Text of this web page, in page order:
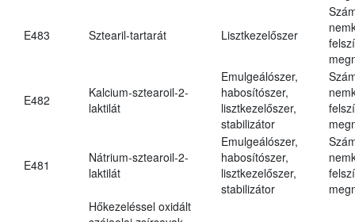
E483 Sztearil-tartarát Lisztkezelőszer
E482
Kalcium-sztearoil-2-
laktilát
Emulgeálószer,
habosítószer,
lisztkezelőszer,
stabilizátor
E481
Nátrium-sztearoil-2-
laktilát
Emulgeálószer,
habosítószer,
lisztkezelőszer,
stabilizátor
Hőkezeléssel oxidált